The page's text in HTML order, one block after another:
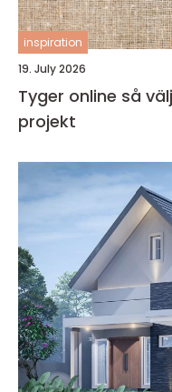
inspiration
19. July 2026
Tyger online så väljer du rätt kvalitet till dina
projekt